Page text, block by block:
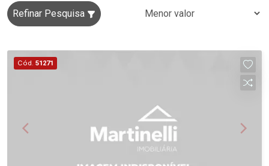
Refinar Pesquisa
Cód. 51271